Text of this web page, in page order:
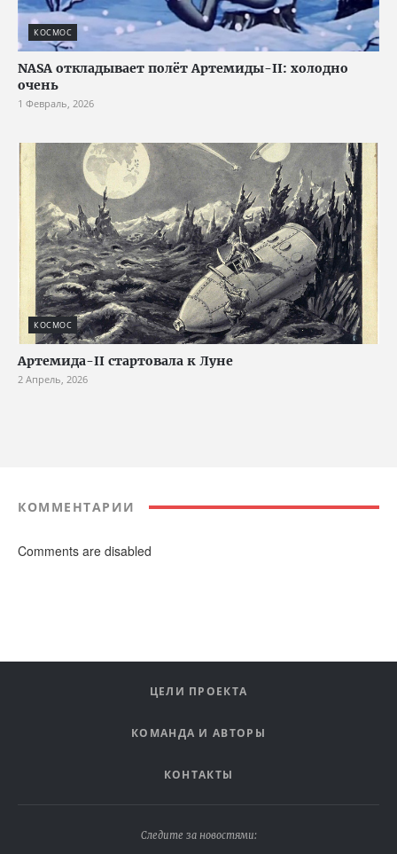
КОСМОС
NASA откладывает полёт Артемиды-II: холодно
очень
1 Февраль, 2026
КОСМОС
Артемида-II стартовала к Луне
2 Апрель, 2026
КОММЕНТАРИИ
Comments are disabled
ЦЕЛИ ПРОЕКТА
КОМАНДА И АВТОРЫ
КОНТАКТЫ
Следите за новостями: